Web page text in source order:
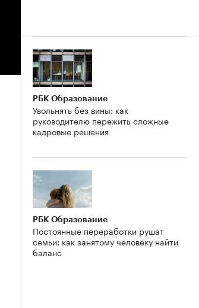
РБК Образование
Увольнять без вины: как
руководителю пережить сложные
кадровые решения
РБК Образование
Постоянные переработки рушат
семьи: как занятому человеку найти
баланс